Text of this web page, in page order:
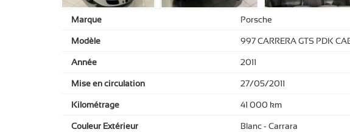
Marque Porsche
Modèle 997 CARRERA GTS PDK
Année 2011
Mise en circulation 27/05/2011
Kilométrage 41 000 km
Couleur Extérieur Blanc - Carrara